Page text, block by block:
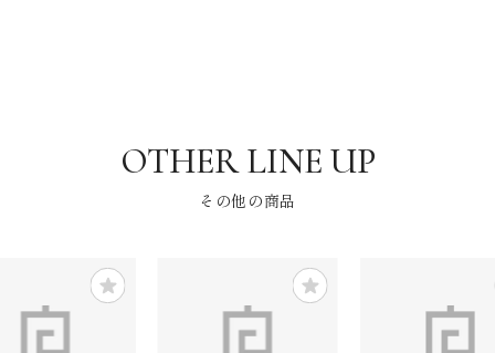
その他の商品